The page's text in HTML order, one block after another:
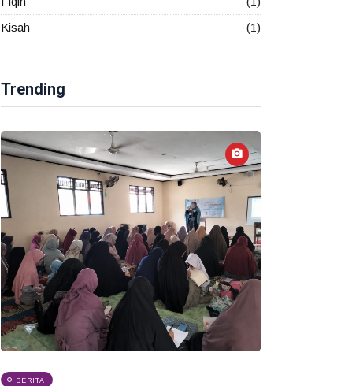
Kisah
(1)
Trending
BERITA